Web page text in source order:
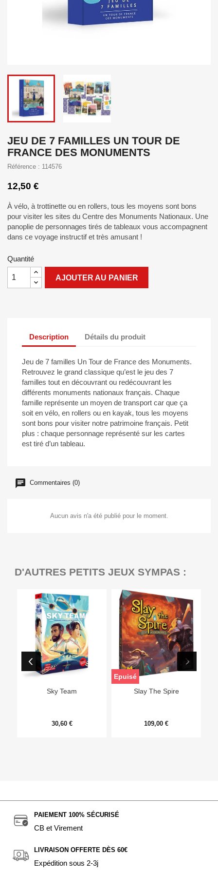
JEU DE 7 FAMILLES UN TOUR DE
FRANCE DES MONUMENTS
Référence : 114576
12,50 €
À vélo, à trottinette ou en rollers, tous les moyens sont bons
pour visiter les sites du Centre des Monuments Nationaux. Une
panoplie de personnages tirés de tableaux vous accompagnent
dans ce voyage instructif et très amusant !
Quantité
AJOUTER AU PANIER
Description Détails du produit
Jeu de 7 familles Un Tour de France des Monuments.
Retrouvez le grand classique qu’est le jeu des 7
familles tout en découvrant ou redécouvrant les
différents monuments nationaux français. Chaque
famille représente un moyen de transport car que ça
soit en vélo, en rollers ou en kayak, tous les moyens
sont bons pour visiter notre patrimoine français. Petit
plus : chaque personnage représenté sur les cartes
est tiré d’un tableau.
Commentaires (0)
Aucun avis n'a été publié pour le moment.
D'AUTRES PETITS JEUX SYMPAS :
Sky Team
30,60 €
Slay The Spire
109,00 €
Epuisé
PAIEMENT 100% SÉCURISÉ
CB et Virement
LIVRAISON OFFERTE DÈS 60€
Expédition sous 2-3j